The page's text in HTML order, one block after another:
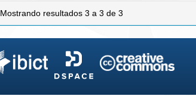
Mostrando resultados 3 a 3 de 3